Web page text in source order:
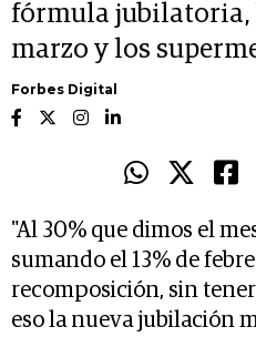
fórmula
marzo y los
Forbes Digital
"Al 30% que dimos el
sumando el 13% de
recomposición, sin
eso la nueva jubilación